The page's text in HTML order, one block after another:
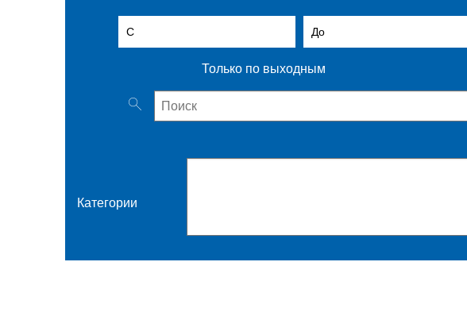
С До
Только по выходным
Категории